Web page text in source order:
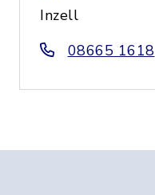
Inzell
08665 1618